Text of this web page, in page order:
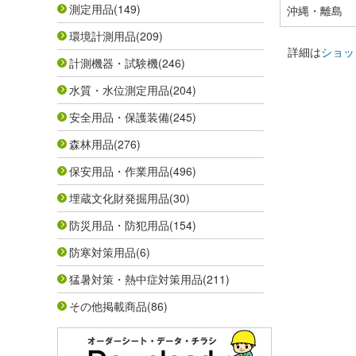
測定用品(149)
環境計測用品(209)
計測機器・試験機(246)
水質・水位測定用品(204)
安全用品・保護装備(245)
森林用品(276)
保安用品・作業用品(496)
埋蔵文化財発掘用品(30)
防災用品・防犯用品(154)
防寒対策用品(6)
猛暑対策・熱中症対策用品(211)
その他掲載商品(86)
沖縄・離島
詳細はショ